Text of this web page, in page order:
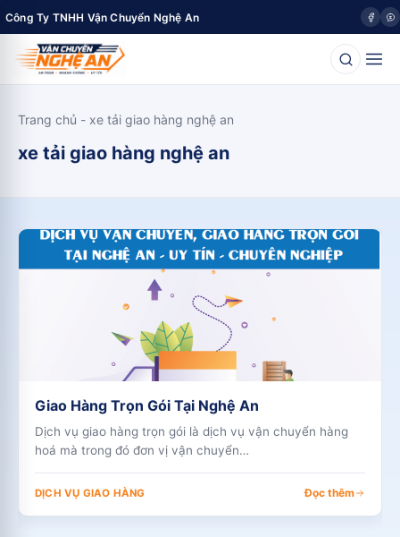
Công Ty TNHH Vận Chuyển Nghệ An
Trang chủ - xe tải giao hàng nghệ an
xe tải giao hàng nghệ an
Giao Hàng Trọn Gói Tại Nghệ An
Dịch vụ giao hàng trọn gói là dịch vụ vận chuyển hàng
hoá mà trong đó đơn vị vận chuyển…
DỊCH VỤ GIAO HÀNG Đọc thêm